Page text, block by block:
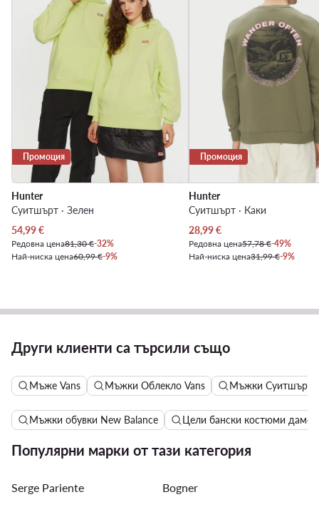
Промоция
Hunter
Суитшърт · Зелен
Актуална цена
54,99€
Редовна цена81,30 €-32%
Най-ниска цена60,99 €-9%
Промоция
Hunter
Суитшърт · Каки
Актуална цена
28,99€
Редовна цена57,78 €-49%
Най-ниска цена31,99 €-9%
Други клиенти са търсили също
Мъже Vans Мъжки Облекло Vans Мъжки Суитшърти
Мъжки обувки New Balance Цели бански костюми
Популярни марки от тази категория
Serge Pariente Bogner